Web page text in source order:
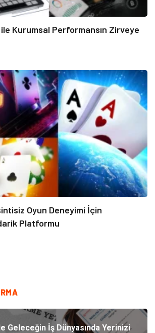
ile Kurumsal Performansın Zirveye
Oyun Deneyimi İçin
Platformu
Geleceğin İş Dünyasında Yerinizi